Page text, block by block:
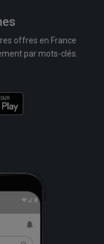
offres en France
par mots-clés.